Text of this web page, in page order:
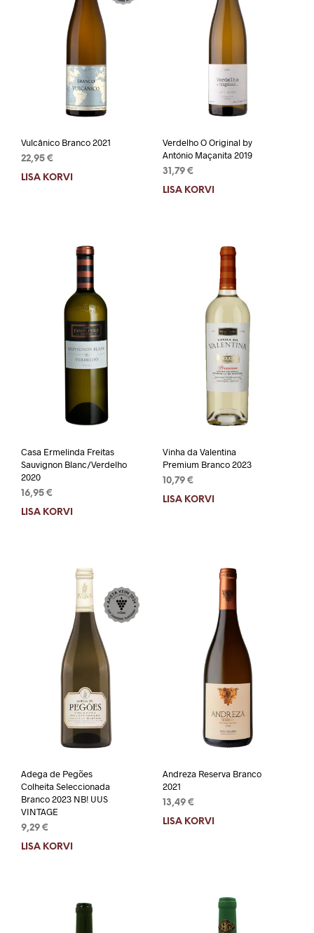
Vulcânico Branco 2021
22,95 €
LISA KORVI
Verdelho O Original by
António Maçanita 2019
31,79 €
LISA KORVI
Casa Ermelinda Freitas
Sauvignon Blanc/Verdelho
2020
16,95 €
LISA KORVI
Vinha da Valentina
Premium Branco 2023
10,79 €
LISA KORVI
Adega de Pegões
Colheita Seleccionada
Branco 2023 NB! UUS
VINTAGE
9,29 €
LISA KORVI
Andreza Reserva Branco
2021
13,49 €
LISA KORVI